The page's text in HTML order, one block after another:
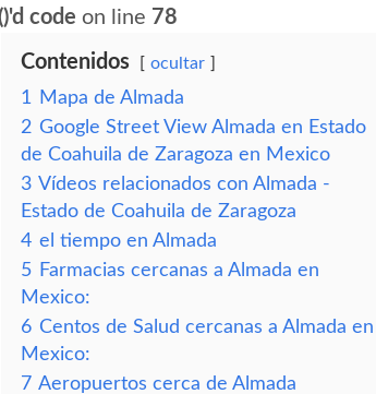
code on line 78
Contenidos ocultar
1
Mapa de Almada
2 Google Street View Almada en Estado
de Coahuila de Zaragoza en Mexico
3 Vídeos relacionados con Almada -
Estado de Coahuila de Zaragoza
4 el tiempo en Almada
5 Farmacias cercanas a Almada en
Mexico:
6 Centos de Salud cercanas a Almada en
Mexico:
7 Aeropuertos cerca de Almada